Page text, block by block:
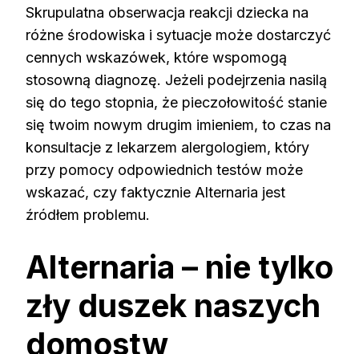
Skrupulatna obserwacja reakcji dziecka na
różne środowiska i sytuacje może dostarczyć
cennych wskazówek, które wspomogą
stosowną diagnozę. Jeżeli podejrzenia nasilą
się do tego stopnia, że pieczołowitość stanie
się twoim nowym drugim imieniem, to czas na
konsultacje z lekarzem alergologiem, który
przy pomocy odpowiednich testów może
wskazać, czy faktycznie Alternaria jest
źródłem problemu.
Alternaria – nie tylko
zły duszek naszych
domostw